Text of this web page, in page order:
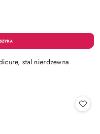
stal nierdzewna